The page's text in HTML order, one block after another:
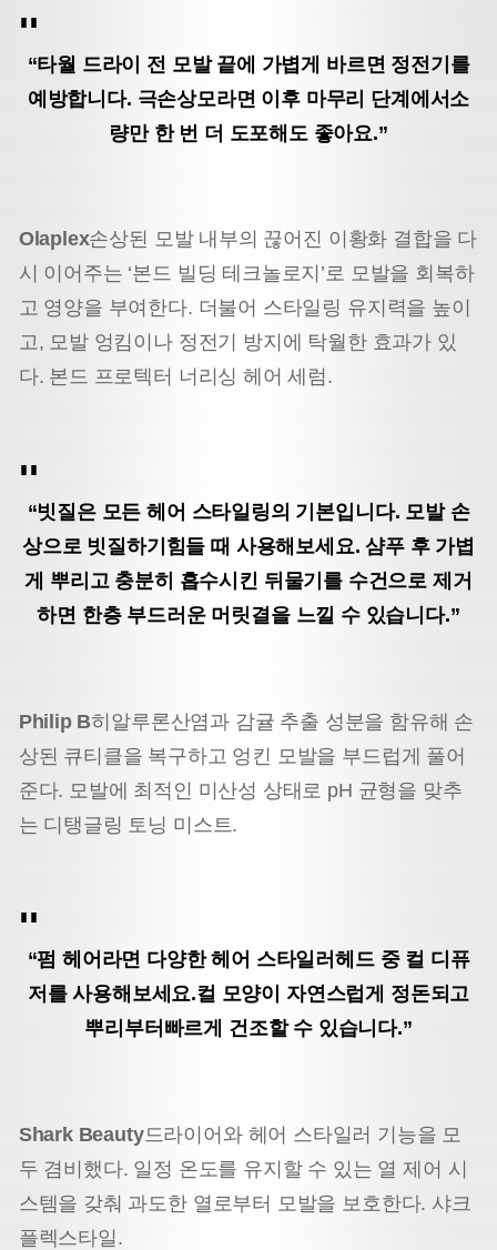
“타월 드라이 전 모발 끝에 가볍게 바르면 정전기를
예방합니다. 극손상모라면 이후 마무리 단계에서 소
량만 한 번 더 도포해도 좋아요.”
Olaplex손상된 모발 내부의 끊어진 이황화 결합을 다
시 이어주는 ‘본드 빌딩 테크놀로지’로 모발을 회복하
고 영양을 부여한다. 더불어 스타일링 유지력을 높이
고, 모발 엉킴이나 정전기 방지에 탁월한 효과가 있
다. 본드 프로텍터 너리싱 헤어 세럼.
“빗질은 모든 헤어 스타일링의 기본입니다. 모발 손
상으로 빗질하기 힘들 때 사용해보세요. 샴푸 후 가볍
게 뿌리고 충분히 흡수시킨 뒤 물기를 수건으로 제거
하면 한층 부드러운 머릿결을 느낄 수 있습니다.”
Philip B히알루론산염과 감귤 추출 성분을 함유해 손
상된 큐티클을 복구하고 엉킨 모발을 부드럽게 풀어
준다. 모발에 최적인 미산성 상태로 pH 균형을 맞추
는 디탱글링 토닝 미스트.
“펌 헤어라면 다양한 헤어 스타일러헤드 중 컬 디퓨
저를 사용해보세요.컬 모양이 자연스럽게 정돈되고
뿌리부터 빠르게 건조할 수 있습니다.”
Shark Beauty드라이어와 헤어 스타일러 기능을 모
두 겸비했다. 일정 온도를 유지할 수 있는 열 제어 시
스템을 갖춰 과도한 열로부터 모발을 보호한다. 샤크
플렉스타일.